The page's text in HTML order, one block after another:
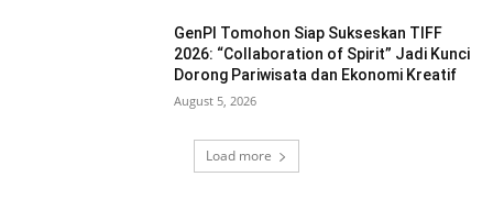
GenPI Tomohon Siap Sukseskan TIFF
2026: “Collaboration of Spirit” Jadi Kunci
Dorong Pariwisata dan Ekonomi Kreatif
August 5, 2026
Load more